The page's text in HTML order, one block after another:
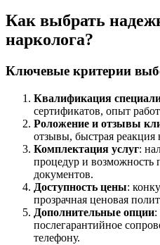
Как выбрать
нарколога?
Ключевые критерии
Квалификация
сертификатов, опыт
Роложение и отзывы
отзывы, быстрая реакция
Комплектация услуг:
процедур и
документов.
Доступность цены:
прозрачная ценовая
Дополнительные опции:
послегарантийное
телефону.